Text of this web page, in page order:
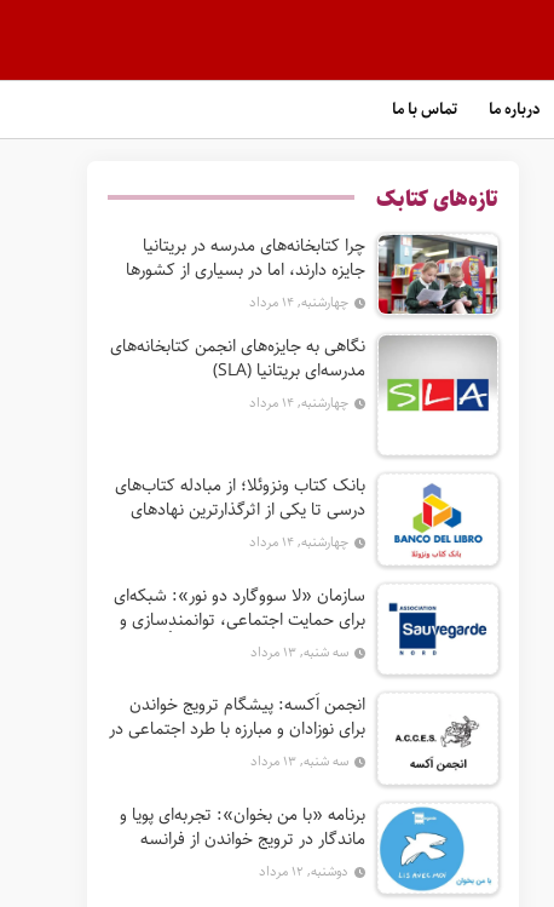
درباره ما تماس با ما
تازه‌های کتابک
چرا کتابخانه‌های مدرسه در بریتانیا
جایزه دارند، اما در بسیاری از کشورها
نه؟چهارشنبه, ۱۴ مرداد
نگاهی به جایزه‌های انجمن کتابخانه‌های
مدرسه‌ای بریتانیا (SLA)
چهارشنبه, ۱۴ مرداد
بانک کتاب ونزوئلا؛ از مبادله کتاب‌های
درسی تا یکی از اثرگذارترین نهادهای
ترویج خواندن در آمریکای لاتین
چهارشنبه, ۱۴ مرداد
سازمان «لا سووگارد دو نور»: شبکه‌ای
برای حمایت اجتماعی، توانمندسازی و
ترویج فرهنگ (آ. د. اِن. اِس. اُ. آ سابق)
سه شنبه, ۱۳ مرداد
انجمن اَکسه: پیشگام ترویج خواندن
برای نوزادان و مبارزه با طرد اجتماعی در
فرانسه
سه شنبه, ۱۳ مرداد
برنامه «با من بخوان»: تجربه‌ای پویا و
ماندگار در ترویج خواندن از فرانسه
دوشنبه, ۱۲ مرداد